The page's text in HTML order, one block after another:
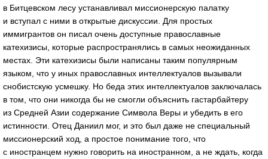
в Битцевском лесу устанавливал миссионерскую палатку
и вступал с ними в открытые дискуссии. Для простых
иммигрантов он писал очень доступные православные
катехизисы, которые распространялись в самых неожиданных
местах. Эти катехизисы были написаны таким популярным
языком, что у иных православных интеллектуалов вызывали
снобистскую усмешку. Но беда этих интеллектуалов заключалась
в том, что они никогда бы не смогли объяснить гастарбайтеру
из Средней Азии содержание Символа Веры и убедить в его
истинности. Отец Даниил мог, и это был даже не специальный
миссионерский ход, а простое понимание того, что
с иностранцем нужно говорить на иностранном, а не ждать, когда